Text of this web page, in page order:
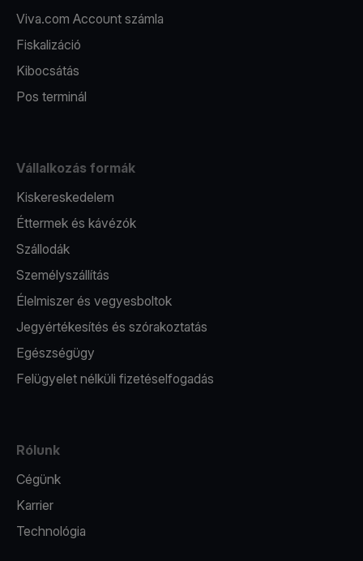
Viva.com Account számla
Fiskalizáció
Kibocsátás
Pos terminál
Vállalkozás formák
Kiskereskedelem
Éttermek és kávézók
Szállodák
Személyszállítás
Élelmiszer és vegyesboltok
Jegyértékesítés és szórakoztatás
Egészségügy
Felügyelet nélküli fizetéselfogadás
Rólunk
Cégünk
Karrier
Technológia